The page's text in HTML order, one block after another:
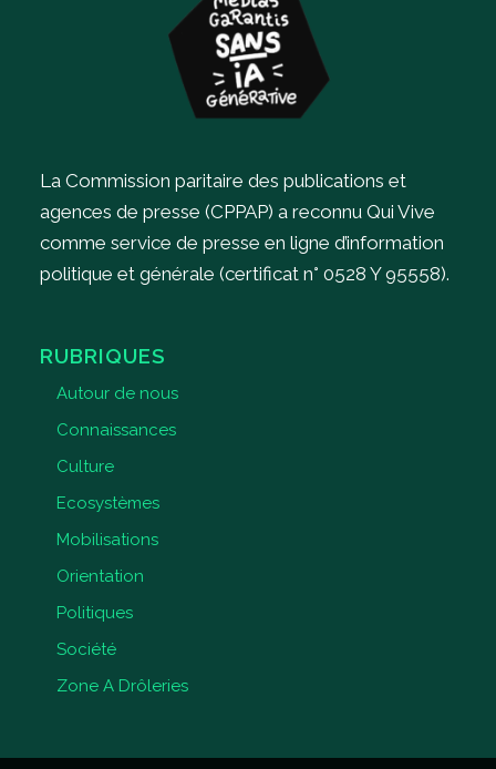
La Commission paritaire des publications et
agences de presse (CPPAP) a reconnu Qui Vive
comme service de presse en ligne d’information
politique et générale (certificat n° 0528 Y 95558).
RUBRIQUES
Autour de nous
Connaissances
Culture
Ecosystèmes
Mobilisations
Orientation
Politiques
Société
Zone A Drôleries